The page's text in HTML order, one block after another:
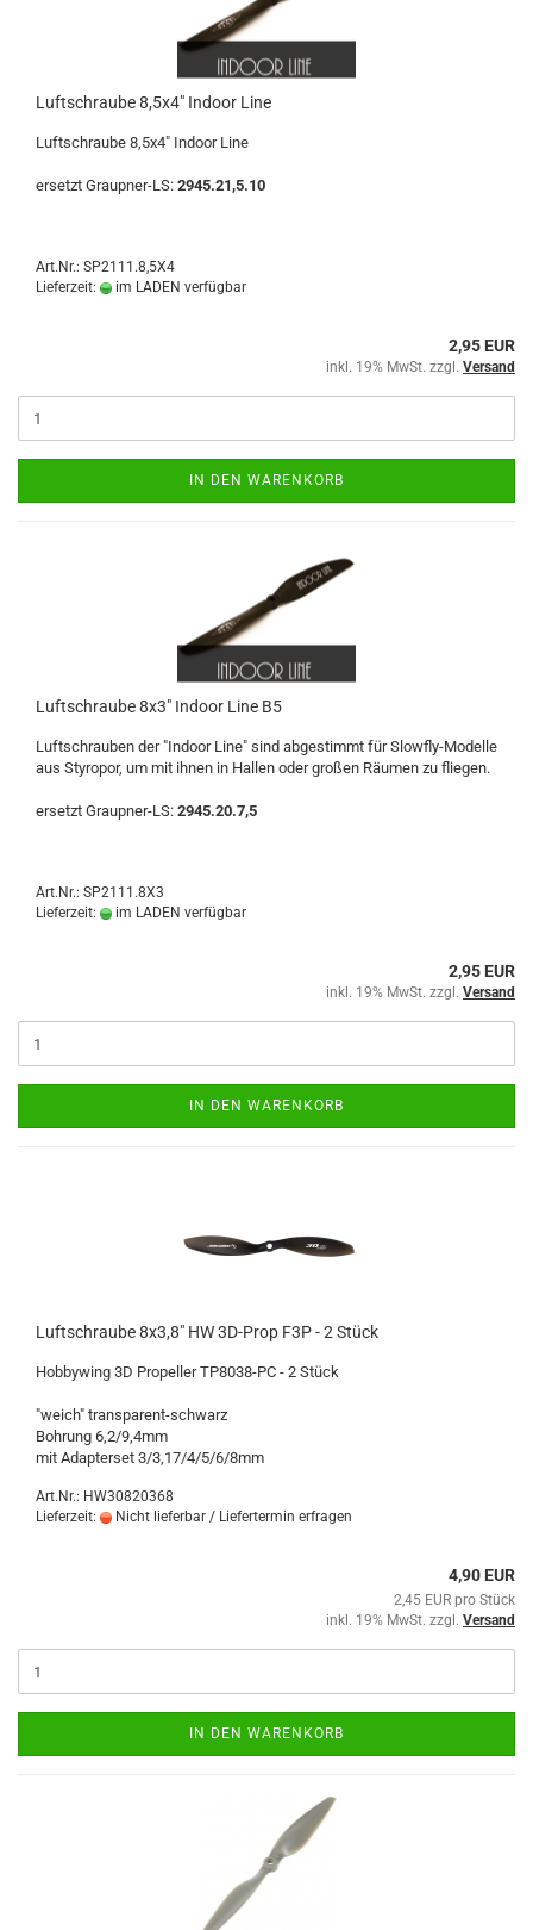
Luftschraube 8,5x4" Indoor Line
Luftschraube 8,5x4" Indoor Line
ersetzt Graupner-LS: 2945.21,5.10
Art.Nr.: SP2111.8,5X4
Lieferzeit:
im LADEN verfügbar
2,95 EUR
inkl. 19% MwSt. zzgl. Versand
IN DEN WARENKORB
Luftschraube 8x3" Indoor Line B5
Luftschrauben der "Indoor Line" sind abgestimmt für Slowfly-Modelle
aus Styropor, um mit ihnen in Hallen oder großen Räumen zu fliegen.
ersetzt Graupner-LS: 2945.20.7,5
Art.Nr.: SP2111.8X3
Lieferzeit:
im LADEN verfügbar
2,95 EUR
inkl. 19% MwSt. zzgl. Versand
IN DEN WARENKORB
Luftschraube 8x3,8" HW 3D-Prop F3P - 2 Stück
Hobbywing 3D Propeller TP8038-PC - 2 Stück
"weich" transparent-schwarz
Bohrung 6,2/9,4mm
mit Adapterset 3/3,17/4/5/6/8mm
Art.Nr.: HW30820368
Lieferzeit:
Nicht lieferbar / Liefertermin erfragen
4,90 EUR
2,45 EUR pro Stück
inkl. 19% MwSt. zzgl. Versand
IN DEN WARENKORB